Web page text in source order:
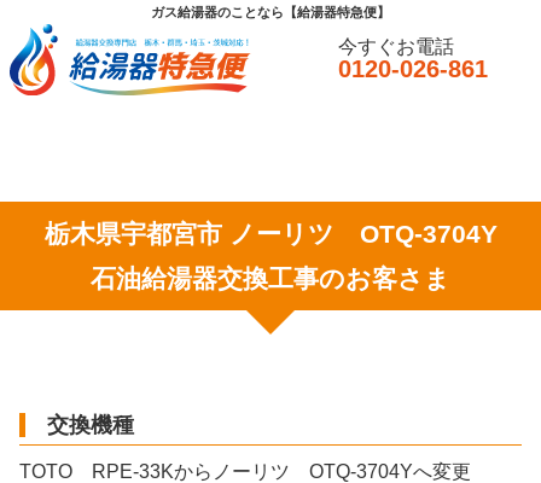
ガス給湯器のことなら【給湯器特急便】
今すぐお電話
0120-026-861
栃木県宇都宮市 ノーリツ OTQ-3704Y
石油給湯器交換工事のお客さま
交換機種
TOTO RPE-33Kからノーリツ OTQ-3704Yへ変更